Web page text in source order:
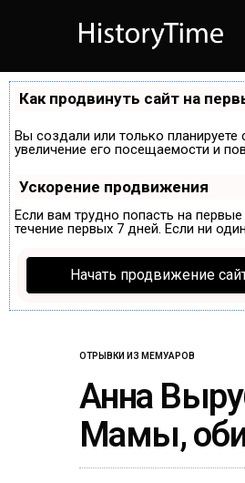
Как продвинуть сайт на
Вы создали или только планируете
увеличение его посещаемости и
Ускорение продвижения
Если вам трудно попасть на
течение первых 7 дней. Если ни
Начать продвижение
ОТРЫВКИ ИЗ МЕМУАРОВ
Анна
Мамы,